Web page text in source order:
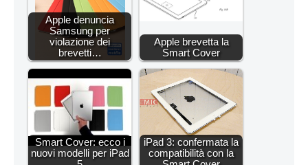
Apple denuncia
Samsung per
violazione dei
brevetti…
Apple brevetta la
Smart Cover
Smart Cover: ecco i
nuovi modelli per iPad
iPad 3: confermata la
compatibilità con la